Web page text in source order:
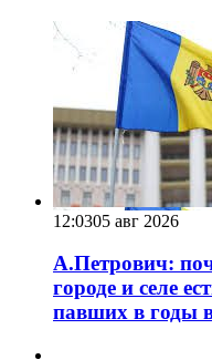
12:0305 авг 2026
А.Петрович:
городе и селе
павших в годы